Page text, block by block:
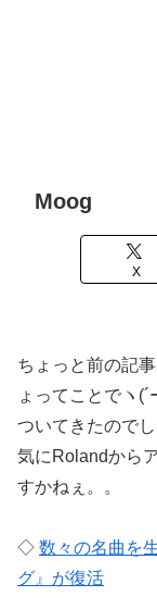
Moog
X
ちょっと前の記
ょってことでヽ
ついてきたので
気にRolandから
すかねぇ。。
◇ 数々の名曲を
グ』が復活